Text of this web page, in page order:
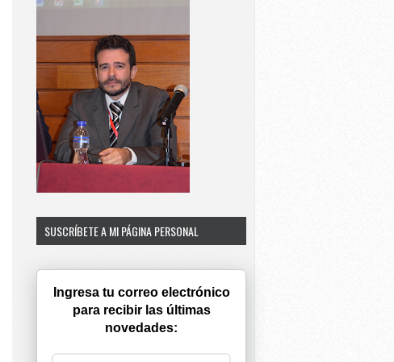
SUSCRÍBETE A MI PÁGINA PERSONAL
Ingresa tu correo electrónico
para recibir las últimas
novedades: